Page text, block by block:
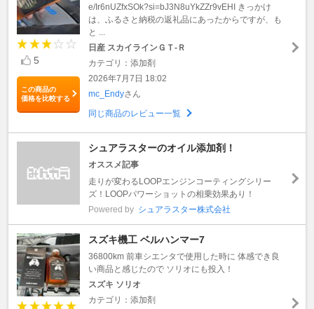
5
この商品の
価格を比較する
e/Ir6nUZfxSOk?si=bJ3N8uYkZZr9vEHI きっかけ
は、ふるさと納税の返礼品にあったからですが、も
と ...
日産 スカイラインＧＴ‐Ｒ
カテゴリ：添加剤
2026年7月7日 18:02
mc_Endyさん
同じ商品のレビュー一覧
シュアラスターのオイル添加剤！
オススメ記事
走りが変わるLOOPエンジンコーティングシリー
ズ！LOOPパワーショットの相乗効果あり！
Powered by シュアラスター株式会社
スズキ機工 ベルハンマー7
36800km 前車シエンタで使用した時に 体感でき良
い商品と感じたので ソリオにも投入！
スズキ ソリオ
カテゴリ：添加剤